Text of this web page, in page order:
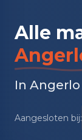
Alle
In
Aangesloten bij: